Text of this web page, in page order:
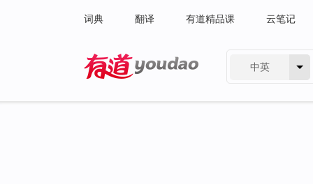
词典 翻译 有道精品课 云笔记
中英